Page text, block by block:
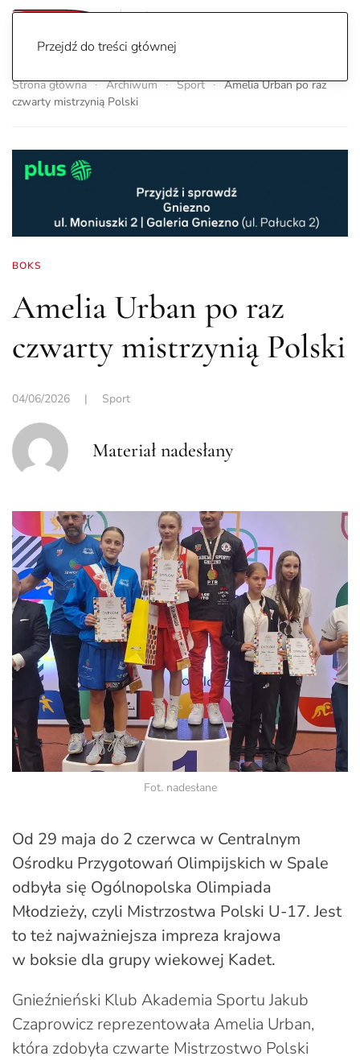
Przejdź do treści głównej
Strona główna Archiwum Sport
Amelia Urban po raz
czwarty mistrzynią Polski
BOKS
Amelia Urban po raz
czwarty mistrzynią Polski
04/06/2026 | Sport
Materiał nadesłany
Fot. nadesłane
Od 29 maja do 2 czerwca w Centralnym
Ośrodku Przygotowań Olimpijskich w Spale
odbyła się Ogólnopolska Olimpiada
Młodzieży, czyli Mistrzostwa Polski U-17. Jest
to też najważniejsza impreza krajowa
w boksie dla grupy wiekowej Kadet.
Gnieźnieński Klub Akademia Sportu Jakub
Czaprowicz reprezentowała Amelia Urban,
która zdobyła czwarte Mistrzostwo Polski